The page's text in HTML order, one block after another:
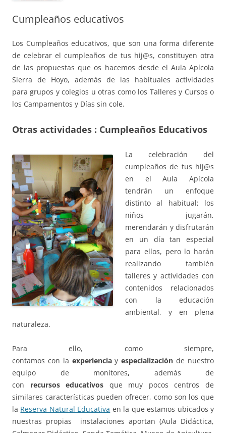
Cumpleaños educativos
Los Cumpleaños educativos, que son una forma diferente
de celebrar el cumpleaños de tus hij@s, constituyen otra
de las propuestas que os hacemos desde el Aula Apícola
Sierra de Hoyo, además de las habituales actividades
para grupos y colegios u otras como los Talleres y Cursos o
los Campamentos y Días sin cole.
Otras actividades : Cumpleaños Educativos
La celebración del
cumpleaños de tus hij@s
en el Aula Apícola
tendrán un enfoque
distinto al habitual; los
niños jugarán,
merendarán y disfrutarán
en un día tan especial
para ellos, pero lo harán
realizando también
talleres y actividades con
contenidos relacionados
con la educación
ambiental, y en plena
naturaleza.
Para ello, como siempre,
contamos con la experienciayespecializaciónde nuestro
equipo de monitores, además de
con recursos educativos que muy pocos centros de
similares características pueden ofrecer, como son los que
la Reserva Natural Educativa en la que estamos ubicados y
nuestras propias instalaciones aportan (Aula Didáctica,